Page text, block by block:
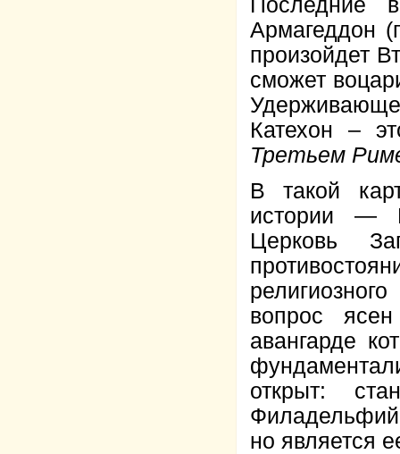
Последние
Армагеддон
произойдет
сможет
Катехон –
Третьем
В такой
истории —
Церковь
вопрос
авангарде
открыт:
но является